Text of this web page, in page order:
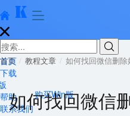
  


首页
下载
购买Win版
帮助
联系我们
首页 教程文章 如何找回微信删
如何找回微信